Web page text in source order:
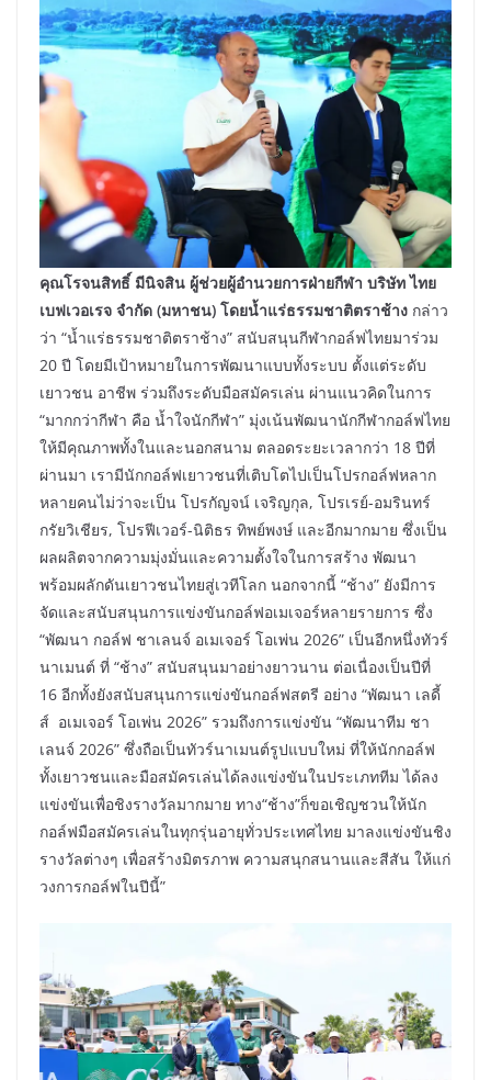
คุณโรจนสิทธิ์ มีนิจสิน ผู้ช่วยผู้อำนวยการฝ่ายกีฬา บริษัท ไทย
เบฟเวอเรจ จำกัด (มหาชน) โดยน้ำแร่ธรรมชาติตราช้าง กล่าว
ว่า “น้ำแร่ธรรมชาติตราช้าง” สนับสนุนกีฬากอล์ฟไทยมาร่วม
20 ปี โดยมีเป้าหมายในการพัฒนาแบบทั้งระบบ ตั้งแต่ระดับ
เยาวชน อาชีพ ร่วมถึงระดับมือสมัครเล่น ผ่านแนวคิดในการ
“มากกว่ากีฬา คือ น้ำใจนักกีฬา” มุ่งเน้นพัฒนานักกีฬากอล์ฟไทย
ให้มีคุณภาพทั้งในและนอกสนาม ตลอดระยะเวลากว่า 18 ปีที่
ผ่านมา เรามีนักกอล์ฟเยาวชนที่เติบโตไปเป็นโปรกอล์ฟหลาก
หลายคนไม่ว่าจะเป็น โปรกัญจน์ เจริญกุล, โปรเรย์-อมรินทร์
กรัยวิเชียร, โปรฟีเวอร์-นิติธร ทิพย์พงษ์ และอีกมากมาย ซึ่งเป็น
ผลผลิตจากความมุ่งมั่นและความตั้งใจในการสร้าง พัฒนา
พร้อมผลักดันเยาวชนไทยสู่เวทีโลก นอกจากนี้ “ช้าง” ยังมีการ
จัดและสนับสนุนการแข่งขันกอล์ฟอเมเจอร์หลายรายการ ซึ่ง
“พัฒนา กอล์ฟ ชาเลนจ์ อเมเจอร์ โอเพ่น 2026” เป็นอีกหนึ่งทัวร์
นาเมนต์ ที่ “ช้าง” สนับสนุนมาอย่างยาวนาน ต่อเนื่องเป็นปีที่
16 อีกทั้งยังสนับสนุนการแข่งขันกอล์ฟสตรี อย่าง “พัฒนา เลดี้
ส์ อเมเจอร์ โอเพ่น 2026” รวมถึงการแข่งขัน “พัฒนาทีม ชา
เลนจ์ 2026” ซึ่งถือเป็นทัวร์นาเมนต์รูปแบบใหม่ ที่ให้นักกอล์ฟ
ทั้งเยาวชนและมือสมัครเล่นได้ลงแข่งขันในประเภททีม ได้ลง
แข่งขันเพื่อชิงรางวัลมากมาย ทาง“ช้าง”ก็ขอเชิญชวนให้นัก
กอล์ฟมือสมัครเล่นในทุกรุ่นอายุทั่วประเทศไทย มาลงแข่งขันชิง
รางวัลต่างๆ เพื่อสร้างมิตรภาพ ความสนุกสนานและสีสัน ให้แก่
วงการกอล์ฟในปีนี้”